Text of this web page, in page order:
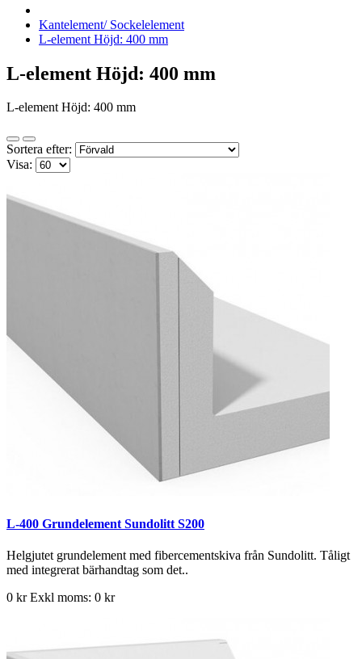
Kantelement/ Sockelelement
L-element Höjd: 400 mm
L-element Höjd: 400 mm
L-element Höjd: 400 mm
Sortera efter:
Visa:
L-400 Grundelement Sundolitt S200
Helgjutet grundelement med fibercementskiva från Sundolitt. Tåligt
med integrerat bärhandtag som det..
0 krExkl moms: 0 kr